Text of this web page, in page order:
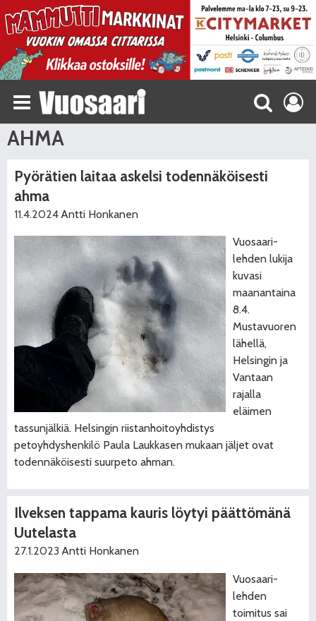
AHMA
Pyörätien laitaa askelsi todennäköisesti
ahma
11.4.2024 Antti Honkanen
Vuosaari-
lehden lukija
kuvasi
maanantaina
8.4.
Mustavuoren
lähellä,
Helsingin ja
Vantaan
rajalla
eläimen
tassunjälkiä. Helsingin riistanhoitoyhdistys
petoyhdyshenkilö Paula Laukkasen mukaan jäljet ovat
todennäköisesti suurpeto ahman.
Ilveksen tappama kauris löytyi päättömänä
Uutelasta
27.1.2023 Antti Honkanen
Vuosaari-
lehden
toimitus sai